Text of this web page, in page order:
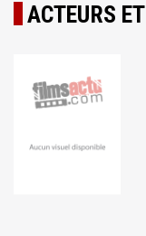
ACTEURS